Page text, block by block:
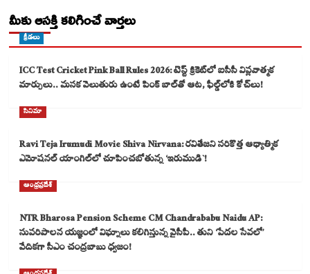
మీకు ఆసక్తి కలిగించే వార్తలు
క్రీడలు
ICC Test Cricket Pink Ball Rules 2026: టెస్ట్ క్రికెట్‌లో ఐసీసీ విప్లవాత్మక
మార్పులు.. మసక వెలుతురు ఉంటే పింక్ బాల్‌తో ఆట, ఫీల్డ్‌లోకి కోచ్‌లు!
సినిమా
Ravi Teja Irumudi Movie Shiva Nirvana: రవితేజని సరికొత్త ఆధ్యాత్మిక
ఎమోషనల్ యాంగిల్‌లో చూపించబోతున్న ‘ఇరుముడి`!
ఆంధ్రప్రదేశ్
NTR Bharosa Pension Scheme CM Chandrababu Naidu AP:
సుపరిపాలన యజ్ఞంలో విఘ్నాలు కలిగిస్తున్న వైసీపీ.. తుని ‘పేదల సేవలో’
వేదికగా సీఎం చంద్రబాబు ధ్వజం!